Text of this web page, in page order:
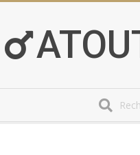
content